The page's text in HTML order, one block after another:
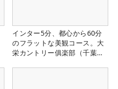
インター5分、都心から60分
のフラットな美観コース。大
栄カントリー俱楽部（千葉